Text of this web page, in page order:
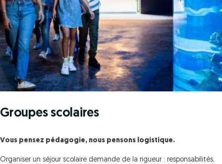
Groupes scolaires
Vous pensez pédagogie, nous pensons logistique.
Organiser un séjour scolaire demande de la rigueur : responsabilités,